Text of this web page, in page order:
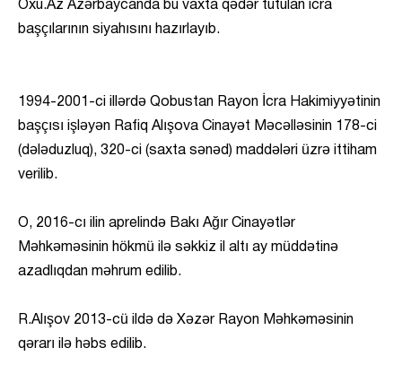
Oxu.Az Azərbaycanda bu vaxta qədər tutulan icra
başçılarının siyahısını hazırlayıb.
1994-2001-ci illərdə Qobustan Rayon İcra Hakimiyyətinin
başçısı işləyən Rafiq Alışova Cinayət Məcəlləsinin 178-ci
(dələduzluq), 320-ci (saxta sənəd) maddələri üzrə ittiham
verilib.
O, 2016-cı ilin aprelində Bakı Ağır Cinayətlər
Məhkəməsinin hökmü ilə səkkiz il altı ay müddətinə
azadlıqdan məhrum edilib.
R.Alışov 2013-cü ildə də Xəzər Rayon Məhkəməsinin
qərarı ilə həbs edilib.